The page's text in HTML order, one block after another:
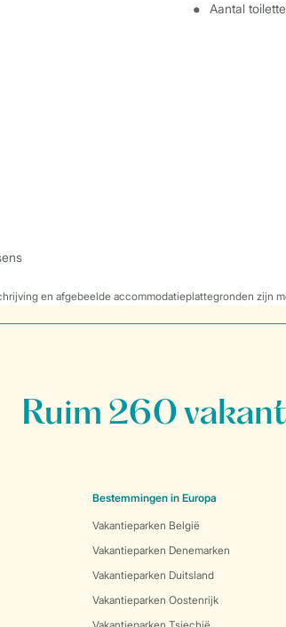
Aantal
en afgebeelde accommodatieplattegronden zijn
Ruim 260
Bestemmingen in Europa
Vakantieparken België
Vakantieparken Denemarken
Vakantieparken Duitsland
Vakantieparken Oostenrijk